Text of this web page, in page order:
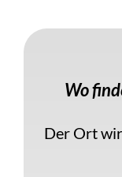
Wo
Der Ort